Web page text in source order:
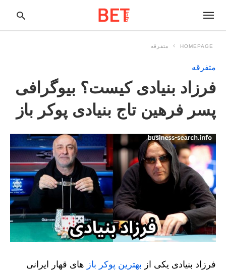
HOMEPAGE متفرقه
متفرقه
فرزاد بنیادی کیست؟ بیوگرافی
پسر فرهین تاج بنیادی پوکر باز
فرزاد بنیادی یکی از بهترین پوکر باز های قهار ایرانی